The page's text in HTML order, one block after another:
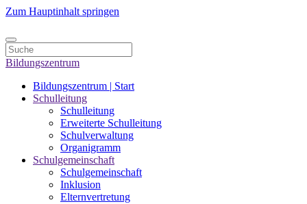
Zum Hauptinhalt springen
Bildungszentrum
Bildungszentrum | Start
Schulleitung
Schulleitung
Erweiterte Schulleitung
Schulverwaltung
Organigramm
Schulgemeinschaft
Schulgemeinschaft
Inklusion
Elternvertretung